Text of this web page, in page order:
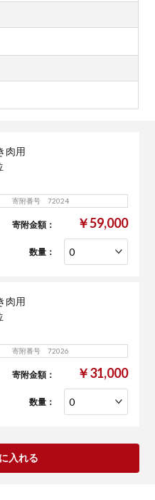
肉用
寄附番号 72024
寄附金額： ￥59,000
数量：
肉用
寄附番号 72026
寄附金額： ￥31,000
数量：
入れる